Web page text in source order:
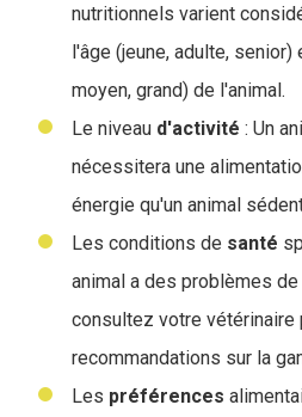
nutritionnels varient
l'âge (jeune, adulte,
moyen, grand) de l'animal.
Le niveau d'activité : Un
nécessitera une
énergie qu'un animal
Les conditions de santé
animal a des problèmes
consultez votre vétérinaire
recommandations sur la
Les préférences